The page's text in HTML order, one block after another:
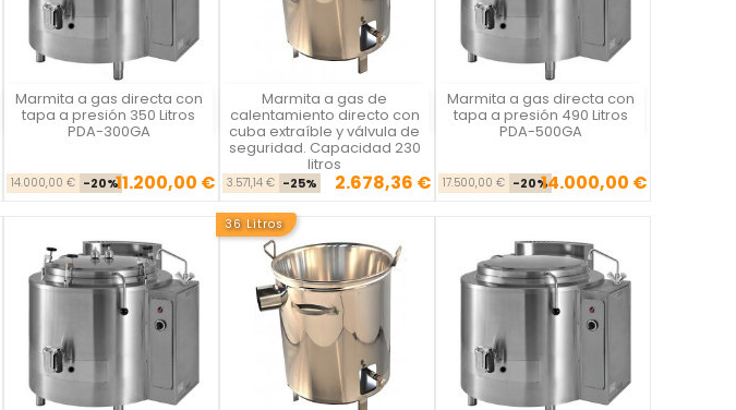
Marmita a gas directa con
tapa a presión 350 Litros
PDA-300GA
Precio base
14.000,00 € -20% Precio
11.200,00 €

Vista rápida Marmita a gas de
calentamiento directo con
cuba extraíble y válvula de
seguridad. Capacidad 230
litros
Precio base
3.571,14 € -25% Precio
2.678,36 €

Vista rápida Marmita a gas directa con
tapa a presión 490 Litros
PDA-500GA
Precio base
17.500,00 € -20% Precio
14.000,00 €

Vista rápida
36 Litros